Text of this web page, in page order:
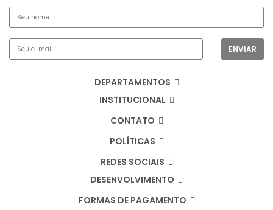
DEPARTAMENTOS
INSTITUCIONAL
CONTATO
POLÍTICAS
REDES SOCIAIS
DESENVOLVIMENTO
FORMAS DE PAGAMENTO